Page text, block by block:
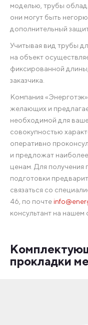
моделью, трубы
они могут быть
дополнительный
Учитывая вид трубы
на объект
фиксированной
заказчика.
Компания
желающих и
необходимой для
совокупностью
оперативно
и предложат
ценам. Для получения
подготовки
связаться со
46, по почте
консультант на нашем
прокладки